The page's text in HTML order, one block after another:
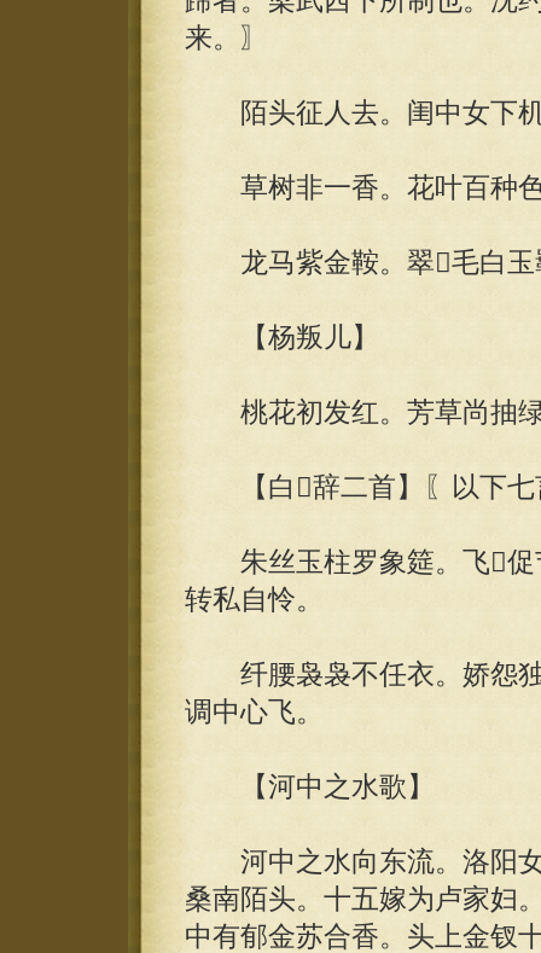
来。〗
陌头征人去。闺中女下机
草树非一香。花叶百种色
龙马紫金鞍。翠毛白玉
【杨叛儿】
桃花初发红。芳草尚抽绿
【白辞二首】〖以下七
朱丝玉柱罗象筵。飞促
转私自怜。
纤腰袅袅不任衣。娇怨独
调中心飞。
【河中之水歌】
河中之水向东流。洛阳女
桑南陌头。十五嫁为卢家妇
中有郁金苏合香。头上金钗